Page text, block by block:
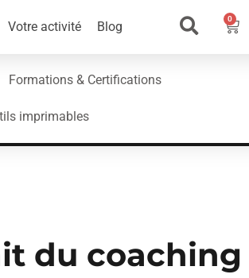
Votre activité Blog
0
Formations & Certifications
imprimables
du coaching